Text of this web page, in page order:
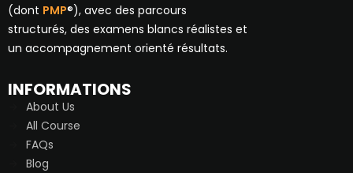
(dont PMP®), avec des parcours
structurés, des examens blancs réalistes et
un accompagnement orienté résultats.
INFORMATIONS
About Us
All Course
FAQs
Blog